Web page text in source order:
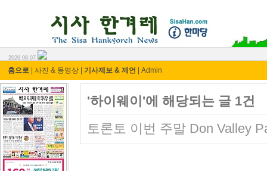
2026.08.07
홈으로 사진 & 동영상 기사제보 & 제언 Admin
'하이웨이'에 해당되는 글 1건
토론토 이번 주말 Don Valley